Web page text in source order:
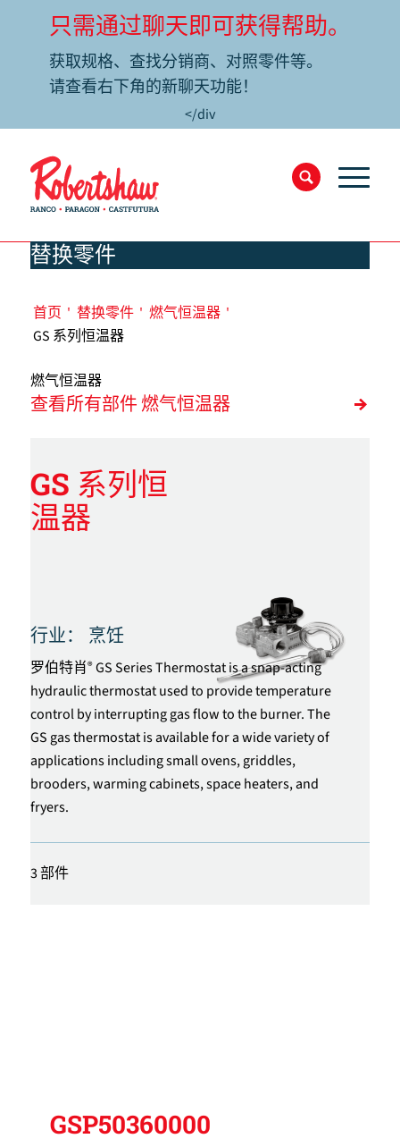
只需通过聊天即可获得帮助。
获取规格、查找分销商、对照零件等。
请查看右下角的新聊天功能！
</div
替换零件
首页 ' 替换零件 ' 燃气恒温器 '
GS 系列恒温器
燃气恒温器
查看所有部件 燃气恒温器
GS 系列恒
温器
行业： 烹饪
罗伯特肖®GS Series Thermostat is a snap-acting
hydraulic thermostat used to provide temperature
control by interrupting gas flow to the burner. The
GS gas thermostat is available for a wide variety of
applications including small ovens, griddles,
brooders, warming cabinets, space heaters, and
fryers.
3 部件
GSP50360000